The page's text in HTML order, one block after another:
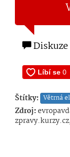
Diskuze
Štítky: Větrná
Zdroj: